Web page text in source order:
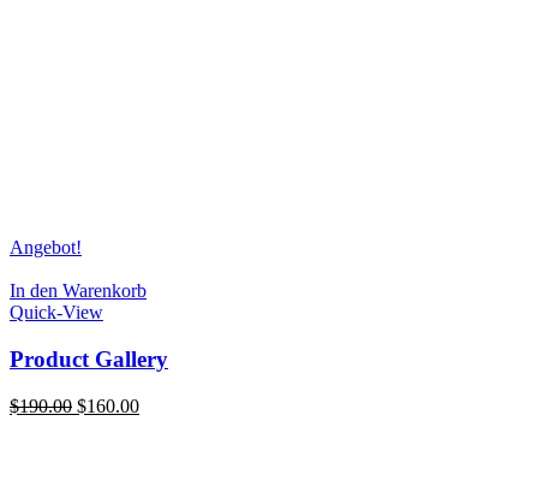
Angebot!
In den Warenkorb
Quick-View
Product Gallery
$190.00 Ursprünglicher
$160.00Aktueller